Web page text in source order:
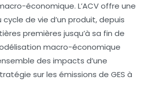
économique. L’ACV offre une
de vie d’un produit, depuis
premières jusqu’à sa fin de
macro-économique
des impacts d’une
sur les émissions de GES à